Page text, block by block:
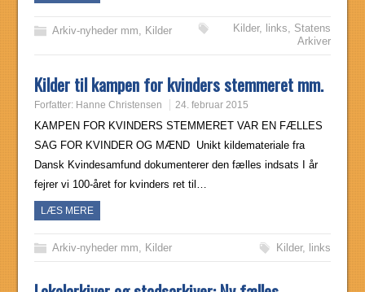
Arkiv-nyheder mm Kilder Kilder, links
Statens
Arkiver
Kilder til kampen for kvinders stemmeret mm.
Forfatter: Hanne Christensen 24. februar 2015
KAMPEN FOR KVINDERS STEMMERET VAR EN FÆLLES
SAG FOR KVINDER OG MÆND Unikt kildemateriale fra
Dansk Kvindesamfund dokumenterer den fælles indsats I år
fejrer vi 100-året for kvinders ret til…
LÆS MERE
Arkiv-nyheder mm Kilder Kilder, links